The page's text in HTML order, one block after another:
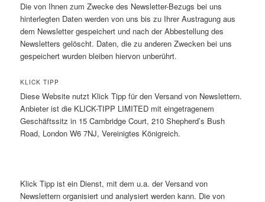
Die von Ihnen zum Zwecke des Newsletter-Bezugs bei uns
hinterlegten Daten werden von uns bis zu Ihrer Austragung aus
dem Newsletter gespeichert und nach der Abbestellung des
Newsletters gelöscht. Daten, die zu anderen Zwecken bei uns
gespeichert wurden bleiben hiervon unberührt.
KLICK TIPP
Diese Website nutzt Klick Tipp für den Versand von Newslettern.
Anbieter ist die KLICK-TIPP LIMITED mit eingetragenem
Geschäftssitz in 15 Cambridge Court, 210 Shepherd’s Bush
Road, London W6 7NJ, Vereinigtes Königreich.
Klick Tipp ist ein Dienst, mit dem u.a. der Versand von
Newslettern organisiert und analysiert werden kann. Die von